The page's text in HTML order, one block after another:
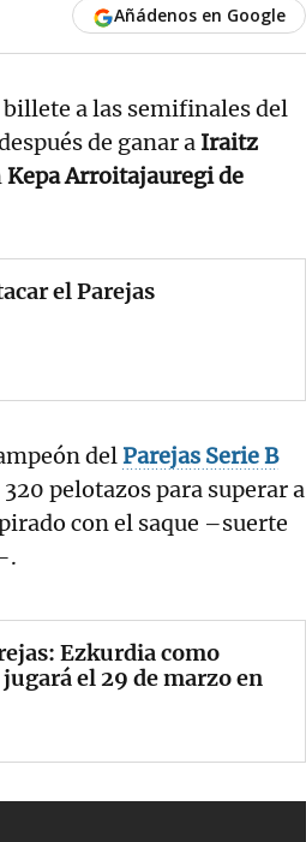
Añádenos en Google
a las semifinales del
de ganar a Iraitz
Kepa Arroitajauregi de
el Parejas
delParejas Serie B
pelotazos para superar a
con el saque –suerte
Ezkurdia como
el 29 de marzo en